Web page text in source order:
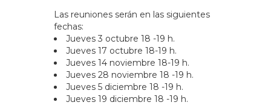
Las reuniones serán en las siguientes
fechas:
Jueves 3 octubre 18 -19 h.
Jueves 17 octubre 18-19 h.
Jueves 14 noviembre 18-19 h.
Jueves 28 noviembre 18 -19 h.
Jueves 5 diciembre 18 -19 h.
Jueves 19 diciembre 18 -19 h.